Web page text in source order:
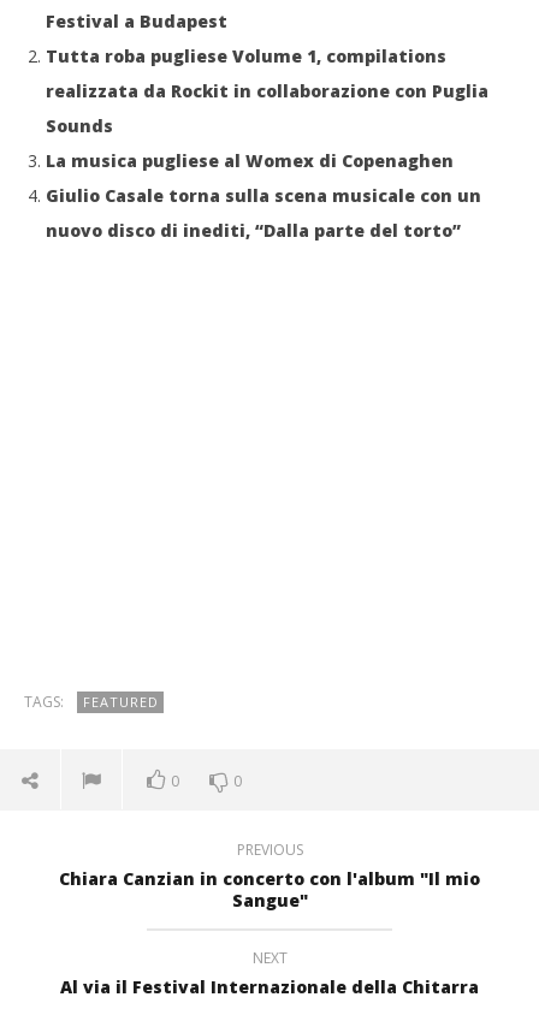
Festival a Budapest
Tutta roba pugliese Volume 1, compilations
realizzata da Rockit in collaborazione con Puglia
Sounds
La musica pugliese al Womex di Copenaghen
Giulio Casale torna sulla scena musicale con un
nuovo disco di inediti, “Dalla parte del torto”
TAGS: FEATURED
0 0
PREVIOUS
Chiara Canzian in concerto con l'album "Il mio
Sangue"
NEXT
Al via il Festival Internazionale della Chitarra